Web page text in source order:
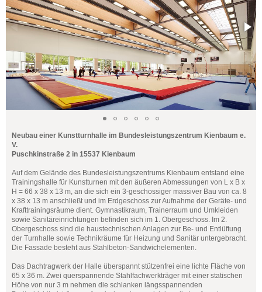
Neubau einer Kunstturnhalle im Bundesleistungszentrum Kienbaum e.
V.
Puschkinstraße 2 in 15537 Kienbaum
Auf dem Gelände des Bundesleistungszentrums Kienbaum entstand eine
Trainingshalle für Kunstturnen mit den äußeren Abmessungen von L x B x
H = 66 x 38 x 13 m, an die sich ein 3-geschossiger massiver Bau von ca. 8
x 38 x 13 m anschließt und im Erdgeschoss zur Aufnahme der Geräte- und
Krafttrainingsräume dient. Gymnastikraum, Trainerraum und Umkleiden
sowie Sanitäreinrichtungen befinden sich im 1. Obergeschoss. Im 2.
Obergeschoss sind die haustechnischen Anlagen zur Be- und Entlüftung
der Turnhalle sowie Technikräume für Heizung und Sanitär untergebracht.
Die Fassade besteht aus Stahlbeton-Sandwichelementen.
Das Dachtragwerk der Halle überspannt stützenfrei eine lichte Fläche von
65 x 36 m. Zwei querspannende Stahlfachwerkträger mit einer statischen
Höhe von nur 3 m nehmen die schlanken längsspannenden